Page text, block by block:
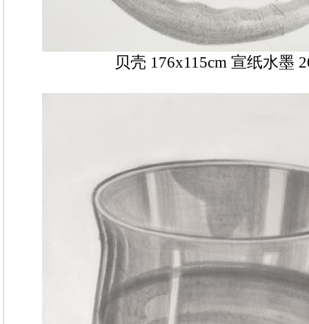
贝壳 176x115cm 宣纸水墨